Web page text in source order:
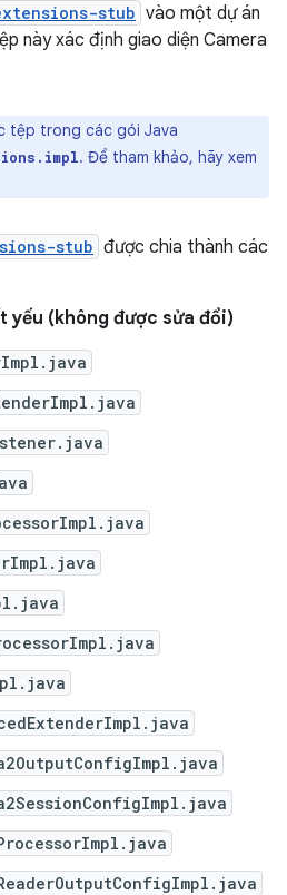
stub vào một dự án
này xác định giao diện Camera
tệp trong các gói Java
. Để tham khảo, hãy xem
stub được chia thành các
yếu (không được sửa đổi)